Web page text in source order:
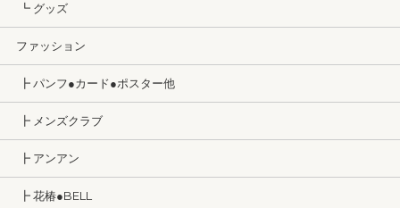
┗ グッズ
ファッション
┣ パンフ●カード●ポスター他
┣ メンズクラブ
┣ アンアン
┣ 花椿●BELL